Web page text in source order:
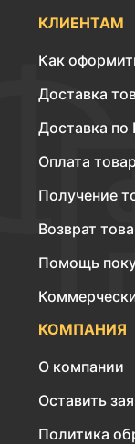
КЛИЕНТАМ
Как
Доставка
Доставка по
Оплата
Получение
Возврат
Помощь
КОМПАНИЯ
О компании
Оставить
Политика